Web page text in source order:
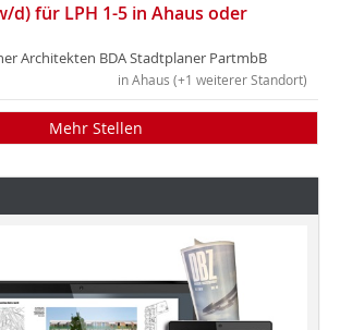
d) für LPH 1-5 in Ahaus oder
Architekten BDA Stadtplaner PartmbB
in Ahaus (+1 weiterer Standort)
Mehr Stellen